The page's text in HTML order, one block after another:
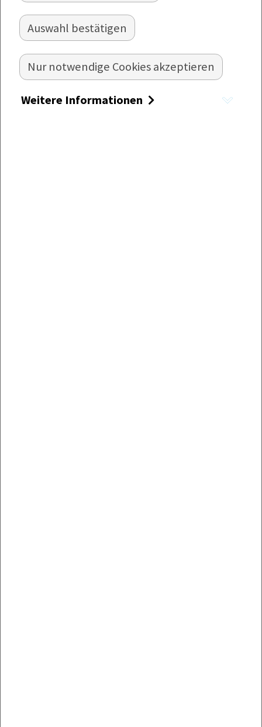
Jetzt anmelden
Auswahl bestätigen
Nur notwendige Cookies akzeptieren
Weitere Informationen